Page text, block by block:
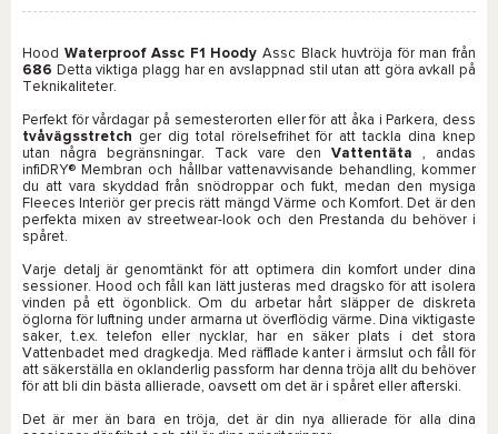
Hood Waterproof Assc F1 Hoody Assc Black huvtröja för man från
686 Detta viktiga plagg har en avslappnad stil utan att göra avkall på
Teknikaliteter.
Perfekt för vårdagar på semesterorten eller för att åka i Parkera, dess
tvåvägsstretch ger dig total rörelsefrihet för att tackla dina knep
utan några begränsningar. Tack vare den Vattentäta , andas
infiDRY® Membran och hållbar vattenavvisande behandling, kommer
du att vara skyddad från snödroppar och fukt, medan den mysiga
Fleeces Interiör ger precis rätt mängd Värme och Komfort. Det är den
perfekta mixen av streetwear-look och den Prestanda du behöver i
spåret.
Varje detalj är genomtänkt för att optimera din komfort under dina
sessioner. Hood och fåll kan lätt justeras med dragsko för att isolera
vinden på ett ögonblick. Om du arbetar hårt släpper de diskreta
öglorna för luftning under armarna ut överflödig värme. Dina viktigaste
saker, t.ex. telefon eller nycklar, har en säker plats i det stora
Vattenbadet med dragkedja. Med räfflade kanter i ärmslut och fåll för
att säkerställa en oklanderlig passform har denna tröja allt du behöver
för att bli din bästa allierade, oavsett om det är i spåret eller afterski.
Det är mer än bara en tröja, det är din nya allierade för alla dina